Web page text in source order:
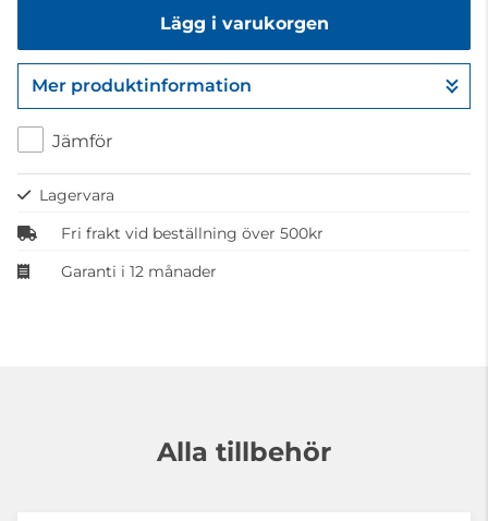
Lägg i varukorgen
Gå till kassan
Mer produktinformation
Jämför
Lagervara
Fri frakt vid beställning över 500kr
Garanti i 12 månader
Alla tillbehör